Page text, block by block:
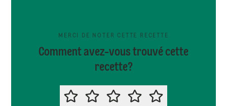
MERCI DE NOTER CETTE RECETTE
Comment avez-vous trouvé cette
recette?
MERCI DE NOTER CETTE RECETTE